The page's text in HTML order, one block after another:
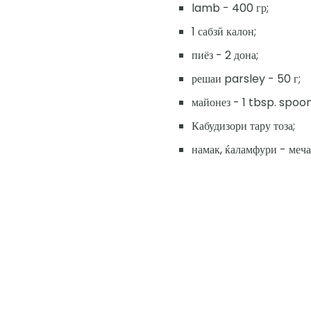
lamb - 400 гр;
1 сабзӣ калон;
пиёз - 2 дона;
решаи parsley - 50 г;
майонез - 1 tbsp.
Кабудизори тару тоза;
намак, ќаламфури -